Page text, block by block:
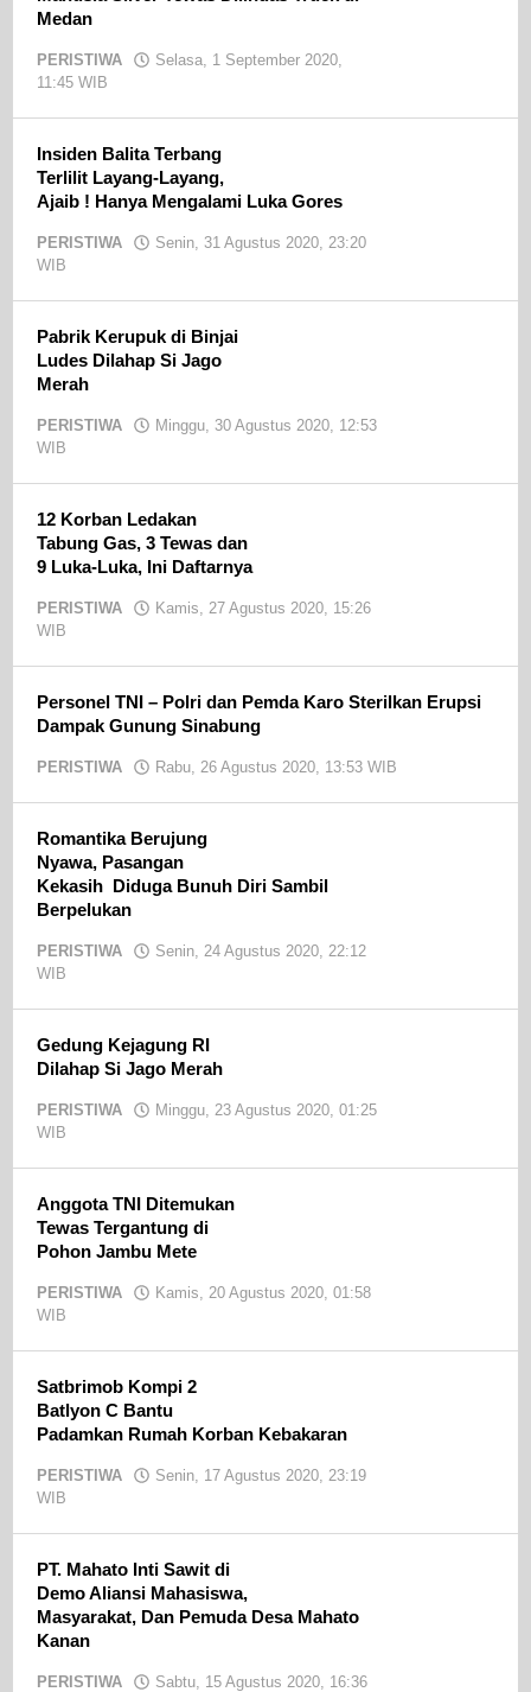
Medan
PERISTIWA
Selasa, 1 September 2020,
11:45 WIB
Insiden Balita Terbang
Terlilit Layang-Layang,
Ajaib ! Hanya Mengalami Luka Gores
PERISTIWA
Senin, 31 Agustus 2020, 23:20
WIB
Pabrik Kerupuk di Binjai
Ludes Dilahap Si Jago
Merah
PERISTIWA
Minggu, 30 Agustus 2020, 12:53
WIB
12 Korban Ledakan
Tabung Gas, 3 Tewas dan
9 Luka-Luka, Ini Daftarnya
PERISTIWA
Kamis, 27 Agustus 2020, 15:26
WIB
Personel TNI – Polri dan Pemda Karo Sterilkan Erupsi
Dampak Gunung Sinabung
PERISTIWA Rabu, 26 Agustus 2020, 13:53 WIB
Romantika Berujung
Nyawa, Pasangan
Kekasih Diduga Bunuh Diri Sambil
Berpelukan
PERISTIWA
Senin, 24 Agustus 2020, 22:12
WIB
Gedung Kejagung RI
Dilahap Si Jago Merah
PERISTIWA
Minggu, 23 Agustus 2020, 01:25
WIB
Anggota TNI Ditemukan
Tewas Tergantung di
Pohon Jambu Mete
PERISTIWA
Kamis, 20 Agustus 2020, 01:58
WIB
Satbrimob Kompi 2
Batlyon C Bantu
Padamkan Rumah Korban Kebakaran
PERISTIWA
Senin, 17 Agustus 2020, 23:19
WIB
PT. Mahato Inti Sawit di
Demo Aliansi Mahasiswa,
Masyarakat, Dan Pemuda Desa Mahato
Kanan
PERISTIWA
Sabtu, 15 Agustus 2020, 16:36